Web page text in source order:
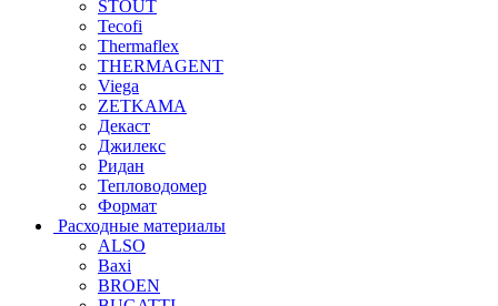
STOUT
Tecofi
Thermaflex
THERMAGENT
Viega
ZETKAMA
Декаст
Джилекс
Ридан
Тепловодомер
Формат
Расходные материалы
ALSO
Baxi
BROEN